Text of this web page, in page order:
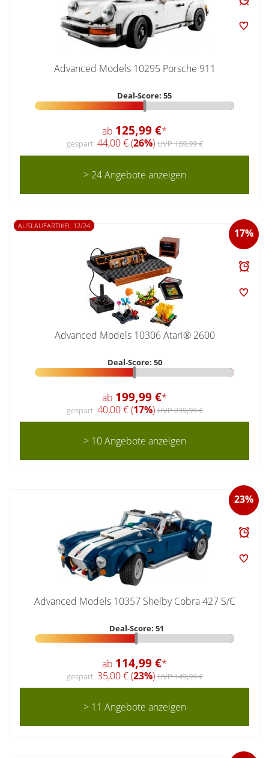
Advanced Models 10295 Porsche 911
Deal-Score: 55
ab 125,99 €*
gespart: 44,00 € (26%)UVP 169,99 €
> 24 Angebote anzeigen
17%
AUSLAUFARTIKEL 12/24
Advanced Models 10306 Atari® 2600
Deal-Score: 50
ab 199,99 €*
gespart: 40,00 € (17%)UVP 239,99 €
> 10 Angebote anzeigen
23%
Advanced Models 10357 Shelby Cobra 427 S/C
Deal-Score: 51
ab 114,99 €*
gespart: 35,00 € (23%)UVP 149,99 €
> 11 Angebote anzeigen